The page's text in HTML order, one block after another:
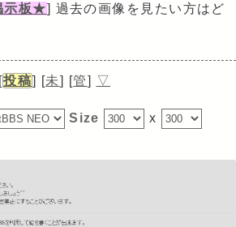
示板★] 過去の画像を見たい方はど
投稿] [未] [管] ▽
Size
x